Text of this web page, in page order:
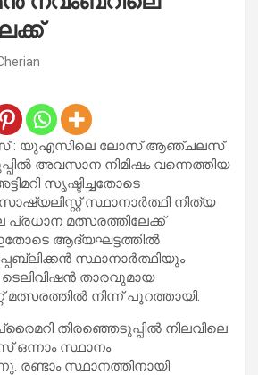
: യുഎസിലെ ലോസ് ആഞ്ചലസ്
അവസാന നിമിഷം വന്നെത്തിയ
സൃഷ്ടിച്ചതോടെ
സ്ഥാനാർത്ഥി നിത്യ
പ്രധാന മത്സരത്തിലേക്ക്
ആദ്യഘട്ടത്തിൽ
സ്ഥാനാർത്ഥിയും
ടെലിവിഷൻ താരവുമായ
നിന്ന് പുറത്തായി.
തിരഞ്ഞെടുപ്പിൽ നിലവിലെ
ഒന്നാം സ്ഥാനം
രണ്ടാം സ്ഥാനത്തിനായി